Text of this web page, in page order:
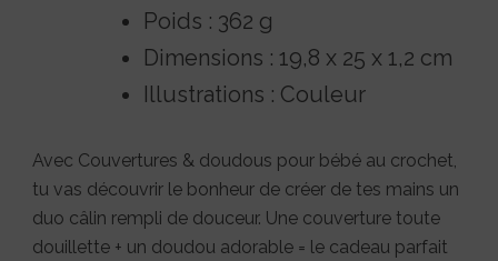
Poids : 362 g
Dimensions : 19,8 x 25 x 1,2 cm
Illustrations : Couleur
Avec Couvertures & doudous pour bébé au crochet,
tu vas découvrir le bonheur de créer de tes mains un
duo câlin rempli de douceur. Une couverture toute
douillette + un doudou adorable = le cadeau parfait